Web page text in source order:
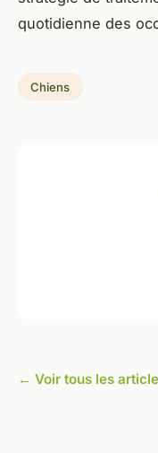
quotidienne des
Chiens
← Voir tous les